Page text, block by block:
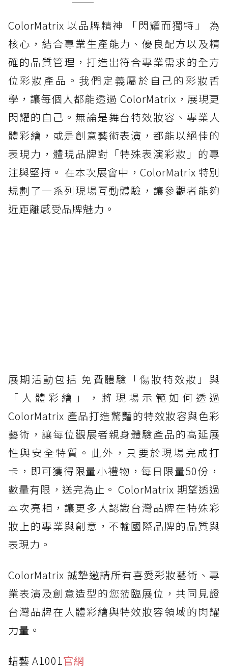
ColorMatrix 以品牌精神 「閃耀而獨特」 為
核心，結合專業生產能力、優良配方以及精
確的品質管理，打造出符合專業需求的全方
位彩妝產品。我們定義屬於自己的彩妝哲
學，讓每個人都能透過 ColorMatrix，展現更
閃耀的自己。無論是舞台特效妝容、專業人
體彩繪，或是創意藝術表演，都能以絕佳的
表現力，體現品牌對「特殊表演彩妝」的專
注與堅持。 在本次展會中，ColorMatrix 特別
規劃了一系列現場互動體驗，讓參觀者能夠
近距離感受品牌魅力。
展期活動包括 免費體驗「傷妝特效妝」與
「人體彩繪」，將現場示範如何透過
ColorMatrix 產品打造驚豔的特效妝容與色彩
藝術，讓每位觀展者親身體驗產品的高延展
性與安全特質。此外，只要於現場完成打
卡，即可獲得限量小禮物，每日限量50份，
數量有限，送完為止。 ColorMatrix 期望透過
本次亮相，讓更多人認識台灣品牌在特殊彩
妝上的專業與創意，不輸國際品牌的品質與
表現力。
ColorMatrix 誠摯邀請所有喜愛彩妝藝術、專
業表演及創意造型的您蒞臨展位，共同見證
台灣品牌在人體彩繪與特效妝容領域的閃耀
力量。
蜡藝 A1001 官網